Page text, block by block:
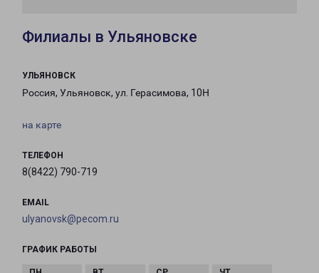
Филиалы в Ульяновске
УЛЬЯНОВСК
Россия, Ульяновск, ул. Герасимова, 10Н
на карте
ТЕЛЕФОН
8(8422) 790-719
EMAIL
ulyanovsk@pecom.ru
ГРАФИК РАБОТЫ